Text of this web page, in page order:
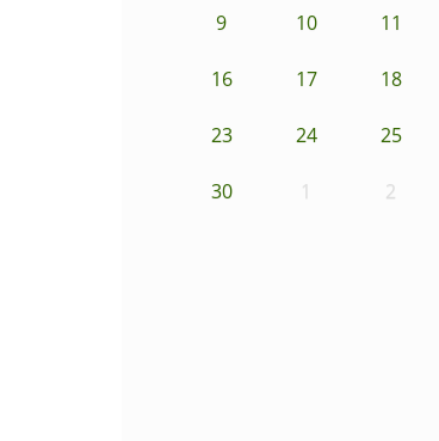
9 10 11
16 17 18
23 24 25
30 1 2